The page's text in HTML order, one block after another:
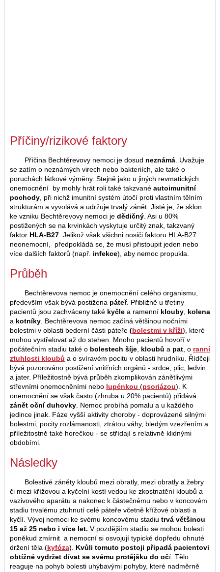
Příčiny/rizikové faktory
Příčina Bechtěrevovy nemoci je dosud neznámá. Uvažuje
se zatím o neznámých virech nebo bakteriích, ale také o
poruchách látkové výměny. Stejně jako u jiných revmatických
onemocnění by mohly hrát roli také takzvané autoimunitní
pochody, při nichž imunitní systém útočí proti vlastním tělním
strukturám a vyvolává a udržuje trvalý zánět. Jisté je, že sklon
ke vzniku Bechtěrevovy nemoci je dědičný. Asi u 80%
postižených se na krvinkách vyskytuje určitý znak, takzvaný
faktor HLA-B27. Jelikož však všichni nosiči faktoru HLA-B27
neonemocní, předpokládá se, že musí přistoupit jeden nebo
více dalších faktorů (např. infekce), aby nemoc propukla.
Průběh
Bechtěrevova nemoc je onemocnění celého organismu,
především však bývá postižena páteř. Přibližně u třetiny
pacientů jsou zachváceny také kyčle a ramenní klouby, kolena
a kotníky. Bechtěrevova nemoc začíná většinou nočními
bolestmi v oblasti bederní části páteře (bolestmi v kříži), které
mohou vystřelovat až do stehen. Mnoho pacientů hovoří v
počátečním stadiu také o bolestech šíje, kloubů a pat, o ranní
ztuhlosti kloubů a o svíravém pocitu v oblasti hrudníku. Řídčeji
bývá pozorováno postižení vnitřních orgánů - srdce, plic, ledvin
a jater. Příležitostně bývá průběh zkomplikován zánětlivými
střevními onemocněními nebo lupénkou (psoriázou). K
onemocnění se však často (zhruba u 20% pacientů) přidává
zánět oční duhovky. Nemoc probíhá pomalu a u každého
jedince jinak. Fáze vyšší aktivity choroby - doprovázené silnými
bolestmi, pocity rozlámanosti, ztrátou váhy, bledým vzezřením a
příležitostně také horečkou - se střídají s relativně klidnými
obdobími.
Následky
Bolestivé záněty kloubů mezi obratly, mezi obratly a žebry
či mezi křížovou a kyčelní kostí vedou ke zkostnatění kloubů a
vazivového aparátu a nakonec k částečnému nebo v koncovém
stadiu trvalému ztuhnutí celé páteře včetně křížové oblasti a
kyčlí. Vývoj nemoci ke svému koncovému stadiu trvá většinou
15 až 25 nebo i více let. V pozdějším stadiu se mohou bolesti
poněkud zmírnit a nemocní si osvojují typické dopředu ohnuté
držení těla (kyfóza). Kvůli tomuto postoji připadá pacientovi
obtížné vydržet dívat se svému protějšku do očí. Tělo
reaguje na pohyb bolesti uhýbavými pohyby, které nadměrně